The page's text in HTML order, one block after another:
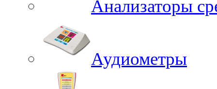
Анализаторы
Аудиометры